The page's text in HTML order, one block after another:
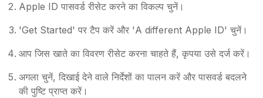
Apple ID पासवर्ड रीसेट करने का विकल्प चुनें।
'Get Started' पर टैप करें और 'A different Apple ID' चुनें।
आप जिस खाते का विवरण रीसेट करना चाहते हैं, कृपया उसे दर्ज करें।
अगला चुनें, दिखाई देने वाले निर्देशों का पालन करें और पासवर्ड बदलने
की पुष्टि प्राप्त करें।